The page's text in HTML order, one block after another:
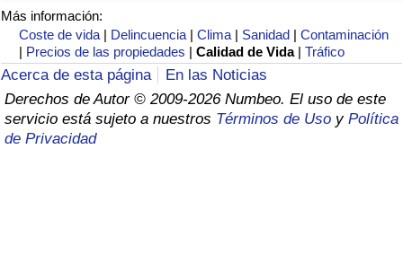
Más información:
Coste de vida | Delincuencia |Clima | Sanidad |Contaminación
| Precios de las propiedades |Calidad de Vida |Tráfico
Acerca de esta página
En las Noticias
Derechos de Autor © 2009-2026 Numbeo. El uso de este
servicio está sujeto a nuestros Términos de Uso y Política
de Privacidad
Índice de criminalidad por país
Sanidad
Índice de Sanidad (Actual)
Índice de Sanidad